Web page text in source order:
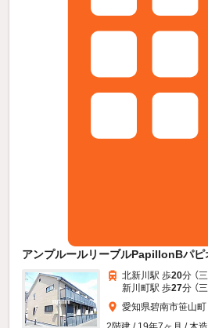
アンプルールリーブルPapillonBパピ
北新川駅 歩20分 （
新川町駅 歩27分 （
愛知県碧南市笹山町